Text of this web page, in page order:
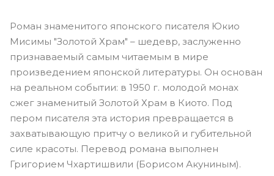
Роман знаменитого японского писателя Юкио
Мисимы "Золотой Храм" – шедевр, заслуженно
признаваемый самым читаемым в мире
произведением японской литературы. Он основан
на реальном событии: в 1950 г. молодой монах
сжег знаменитый Золотой Храм в Киото. Под
пером писателя эта история превращается в
захватывающую притчу о великой и губительной
силе красоты. Перевод романа выполнен
Григорием Чхартишвили (Борисом Акуниным).